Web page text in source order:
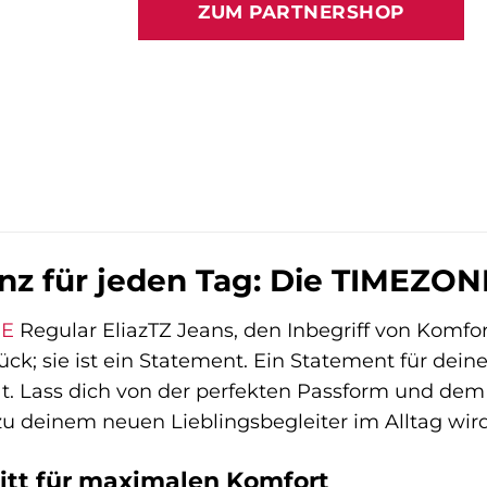
89,95 €79,95 €.
ZUM PARTNERSHOP
für jeden Tag: Die
Regular EliazTZ Jeans, den Inbegriff von
sie ist ein Statement. Ein Statement für
Lass dich von der perfekten Passform und
deinem neuen Lieblingsbegleiter im Alltag